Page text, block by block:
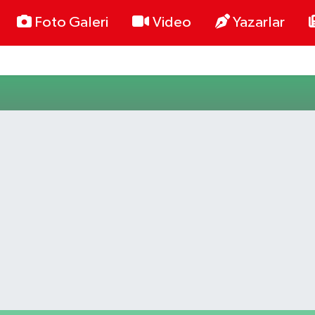
Foto Galeri Video Yazarlar